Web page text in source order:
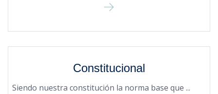
Constitucional
Siendo nuestra constitución la norma base que ...